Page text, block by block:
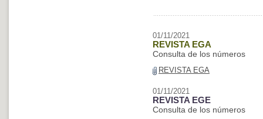
01/11/2021
REVISTA EGA
Consulta de los números
REVISTA EGA
01/11/2021
REVISTA EGE
Consulta de los números